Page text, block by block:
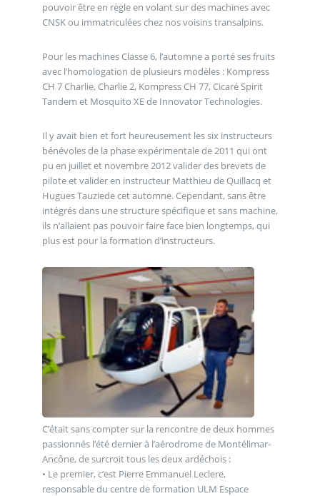
pouvoir être en règle en volant sur des machines avec
CNSK ou immatriculées chez nos voisins transalpins.
Pour les machines Classe 6, l’automne a porté ses fruits
avec l’homologation de plusieurs modèles : Kompress
CH 7 Charlie, Charlie 2, Kompress CH 77, Cicaré Spirit
Tandem et Mosquito XE de Innovator Technologies.
Il y avait bien et fort heureusement les six instructeurs
bénévoles de la phase expérimentale de 2011 qui ont
pu en juillet et novembre 2012 valider des brevets de
pilote et valider en instructeur Matthieu de Quillacq et
Hugues Tauziede cet automne. Cependant, sans être
intégrés dans une structure spécifique et sans machine,
ils n’allaient pas pouvoir faire face bien longtemps, qui
plus est pour la formation d’instructeurs.
C’était sans compter sur la rencontre de deux hommes
passionnés l’été dernier à l’aérodrome de Montélimar-
Ancône, de surcroit tous les deux ardéchois :
• Le premier, c’est Pierre Emmanuel Leclere,
responsable du centre de formation ULM Espace